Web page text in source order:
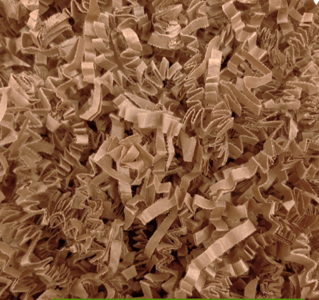
Paper shavings for decoration
Product code: DS202
Size:20 x 20 cm (150 grami)
Material:paper, 4 mm
Product can be collected from a pickup point.
Price per 1 package
€2.78
1+ pkg.